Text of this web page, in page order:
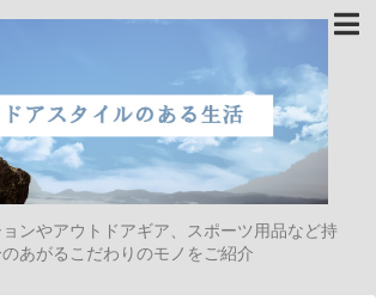
ンやアウトドアギア、スポーツ用品など持
あがるこだわりのモノをご紹介